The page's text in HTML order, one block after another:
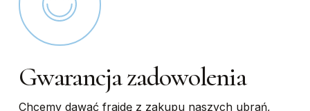
Gwarancja zadowolenia
Chcemy dawać frajdę z zakupu naszych ubrań,